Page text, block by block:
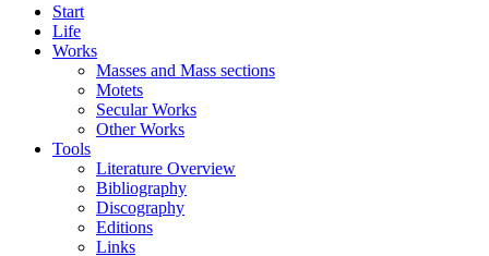
Start
Life
Works
Masses and Mass sections
Motets
Secular Works
Other Works
Tools
Literature Overview
Bibliography
Discography
Editions
Links